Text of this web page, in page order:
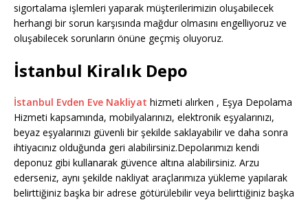
sigortalama işlemleri yaparak müşterilerimizin oluşabilecek
herhangi bir sorun karşısında mağdur olmasını engelliyoruz ve
oluşabilecek sorunların önüne geçmiş oluyoruz.
İstanbul Kiralık Depo
İstanbul Evden Eve Nakliyat hizmeti alırken , Eşya Depolama
Hizmeti kapsamında, mobilyalarınızı, elektronik eşyalarınızı,
beyaz eşyalarınızı güvenli bir şekilde saklayabilir ve daha sonra
ihtiyacınız olduğunda geri alabilirsiniz.Depolarımızı kendi
deponuz gibi kullanarak güvence altına alabilirsiniz. Arzu
ederseniz, aynı şekilde nakliyat araçlarımıza yükleme yapılarak
belirttiğiniz başka bir adrese götürülebilir veya belirttiğiniz başka